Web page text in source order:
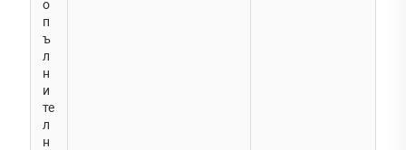
о
п
ъ
л
н
и
те
л
н